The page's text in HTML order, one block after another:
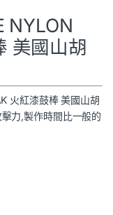
NYLON
美國山胡
火紅漆鼓棒 美國山胡
力,製作時間比一般的